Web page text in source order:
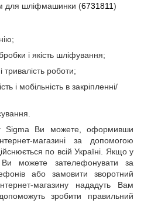
для шліфмашинки (6731811)
і якість шліфування;
тривалість роботи;
і мобільність в закріпленні/
Sigma Ви можете, оформивши
магазині за допомогою
по всій Україні. Якщо у
можете зателефонувати за
або замовити зворотний
магазину нададуть Вам
зробити правильний